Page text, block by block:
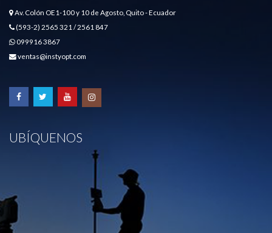
Av. Colón OE1-100 y 10 de Agosto, Quito - Ecuador
(593-2) 2565 321 / 2561 847
099916 3867
ventas@instyopt.com
UBÍQUENOS